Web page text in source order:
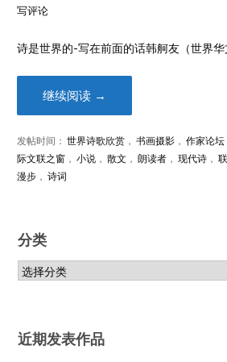
写评论
诗是世界的-写在前面的话韩舸友（世界
继续阅读 →
发帖时间： 世界诗歌欣赏， 书画摄影， 作家论坛
际文联之窗， 小说， 散文 ， 朗读者， 现代诗，
漫步， 诗词
分类
近期发表作品